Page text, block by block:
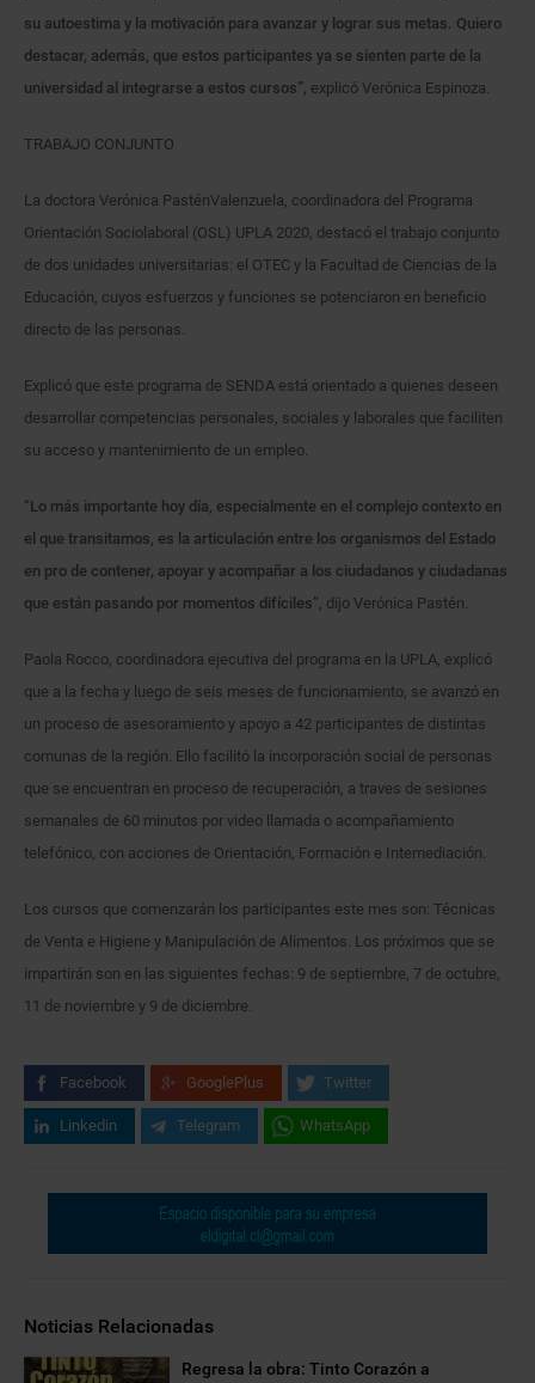
su autoestima y la motivación para avanzar y lograr sus metas. Quiero
destacar, además, que estos participantes ya se sienten parte de la
universidad al integrarse a estos cursos”, explicó Verónica Espinoza.
TRABAJO CONJUNTO
La doctora Verónica PasténValenzuela, coordinadora del Programa
Orientación Sociolaboral (OSL) UPLA 2020, destacó el trabajo conjunto
de dos unidades universitarias: el OTEC y la Facultad de Ciencias de la
Educación, cuyos esfuerzos y funciones se potenciaron en beneficio
directo de las personas.
Explicó que este programa de SENDA está orientado a quienes deseen
desarrollar competencias personales, sociales y laborales que faciliten
su acceso y mantenimiento de un empleo.
“Lo más importante hoy día, especialmente en el complejo contexto en
el que transitamos, es la articulación entre los organismos del Estado
en pro de contener, apoyar y acompañar a los ciudadanos y ciudadanas
que están pasando por momentos difíciles”, dijo Verónica Pastén.
Paola Rocco, coordinadora ejecutiva del programa en la UPLA, explicó
que a la fecha y luego de seis meses de funcionamiento, se avanzó en
un proceso de asesoramiento y apoyo a 42 participantes de distintas
comunas de la región. Ello facilitó la incorporación social de personas
que se encuentran en proceso de recuperación, a traves de sesiones
semanales de 60 minutos por video llamada o acompañamiento
telefónico, con acciones de Orientación, Formación e Intemediación.
Los cursos que comenzarán los participantes este mes son: Técnicas
de Venta e Higiene y Manipulación de Alimentos. Los próximos que se
impartirán son en las siguientes fechas: 9 de septiembre, 7 de octubre,
11 de noviembre y 9 de diciembre.
Facebook GooglePlus Twitter
Linkedin Telegram WhatsApp
Noticias Relacionadas
Regresa la obra: Tinto Corazón a